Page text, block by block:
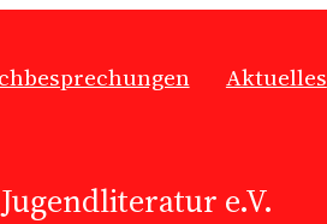
Aktuelles
e.V.